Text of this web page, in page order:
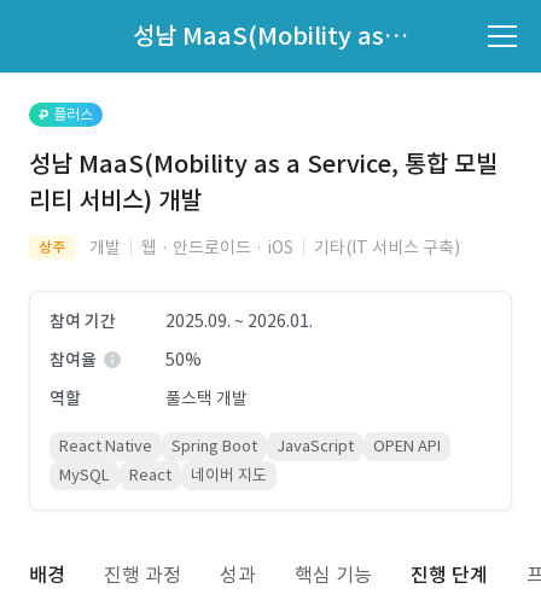
성남 MaaS(Mobility as a Service, 통합 모빌리티 서비스) 개발
지원자 목록 바로가기
플러스
성남 MaaS(Mobility as a Service, 통합 모빌
리티 서비스) 개발
상주 개발 웹 · 안드로이드 · iOS 기타(IT 서비스 구축)
참여 기간
2025.09. ~ 2026.01.
참여율
50%
역할
풀스택 개발
React Native Spring Boot JavaScript
OPEN API
MySQL
React 네이버 지도
배경 진행 과정 성과 핵심 기능 진행 단계